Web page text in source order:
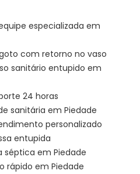
especializada em
com retorno no vaso
sanitário entupido em
24 horas
sanitária em Piedade
personalizado
entupida
séptica em Piedade
rápido em Piedade